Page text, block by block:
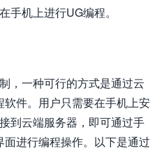
手机上进行UG编程。
，一种可行的方式是通过云
件。用户只需要在手机上安
到云端服务器，即可通过手
进行编程操作。以下是通过